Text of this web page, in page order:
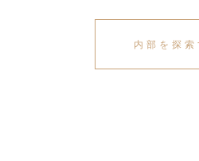
内部を探索